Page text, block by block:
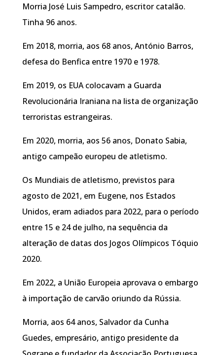
Morria José Luis Sampedro, escritor catalão.
Tinha 96 anos.
Em 2018, morria, aos 68 anos, António Barros,
defesa do Benfica entre 1970 e 1978.
Em 2019, os EUA colocavam a Guarda
Revolucionária Iraniana na lista de organização
terroristas estrangeiras.
Em 2020, morria, aos 56 anos, Donato Sabia,
antigo campeão europeu de atletismo.
Os Mundiais de atletismo, previstos para
agosto de 2021, em Eugene, nos Estados
Unidos, eram adiados para 2022, para o período
entre 15 e 24 de julho, na sequência da
alteração de datas dos Jogos Olímpicos Tóquio
2020.
Em 2022, a União Europeia aprovava o embargo
à importação de carvão oriundo da Rússia.
Morria, aos 64 anos, Salvador da Cunha
Guedes, empresário, antigo presidente da